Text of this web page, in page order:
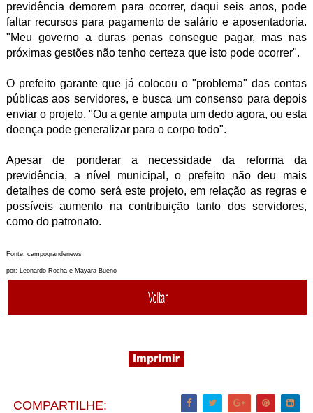
previdência demorem para ocorrer, daqui seis anos, pode
faltar recursos para pagamento de salário e aposentadoria.
"Meu governo a duras penas consegue pagar, mas nas
próximas gestões não tenho certeza que isto pode ocorrer".
O prefeito garante que já colocou o "problema" das contas
públicas aos servidores, e busca um consenso para depois
enviar o projeto. "Ou a gente amputa um dedo agora, ou esta
doença pode generalizar para o corpo todo".
Apesar de ponderar a necessidade da reforma da
previdência, a nível municipal, o prefeito não deu mais
detalhes de como será este projeto, em relação as regras e
possíveis aumento na contribuição tanto dos servidores,
como do patronato.
Fonte: campograndenews
por: Leonardo Rocha e Mayara Bueno
COMPARTILHE: